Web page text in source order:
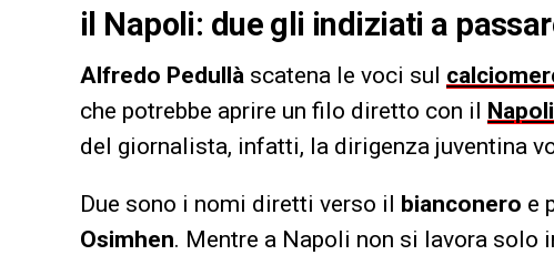
il Napoli: due gli indiziati a
Alfredo Pedullà scatena le voci sul
che potrebbe aprire un filo diretto con il Napoli
del giornalista, infatti, la dirigenza juventina
Due sono i nomi diretti verso il bianconero e
Osimhen. Mentre a Napoli non si lavora solo